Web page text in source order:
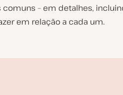
– em detalhes,
em relação a cada um.